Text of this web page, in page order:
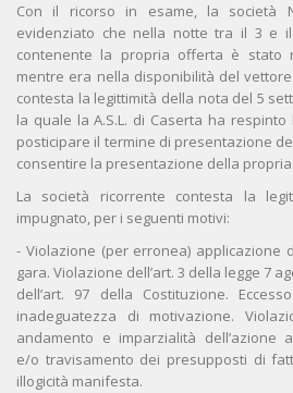
Con il ricorso in esame, la società
evidenziato che nella notte tra il 3 e
contenente la propria offerta è stato
mentre era nella disponibilità del
contesta la legittimità della nota del 5
la quale la A.S.L. di Caserta ha respinto
posticipare il termine di presentazione
consentire la presentazione della
La società ricorrente contesta la
impugnato, per i seguenti motivi:
- Violazione (per erronea) applicazione
gara. Violazione dell’art. 3 della legge 7
dell’art. 97 della Costituzione.
inadeguatezza di motivazione.
andamento e imparzialità dell’azione
e/o travisamento dei presupposti di
illogicità manifesta.